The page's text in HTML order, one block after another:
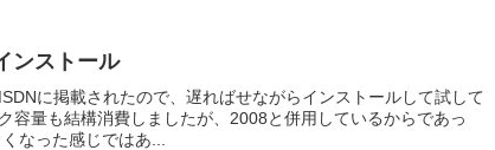
ンストール
に掲載されたので、遅ればせながらインストールして試して
容量も結構消費しましたが、2008と併用しているからであっ
なった感じではあ...